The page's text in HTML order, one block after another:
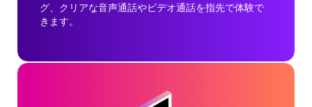
グ、クリアな音声通話やビデオ通話を指先で体験で
きます。